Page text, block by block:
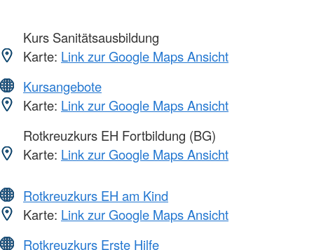
Kurs Sanitätsausbildung
Karte: Link zur Google Maps Ansicht
Kursangebote
Karte: Link zur Google Maps Ansicht
Rotkreuzkurs EH Fortbildung (BG)
Karte: Link zur Google Maps Ansicht
Rotkreuzkurs EH am Kind
Karte: Link zur Google Maps Ansicht
Rotkreuzkurs Erste Hilfe